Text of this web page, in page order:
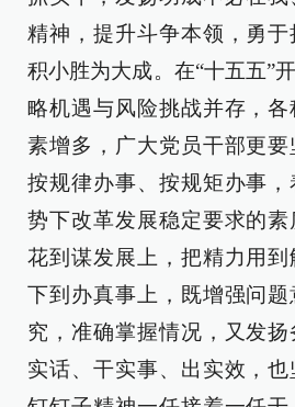
精神，提升斗争本领，勇于
积小胜为大成。在“十五五”
略机遇与风险挑战并存，
素增多，广大党员干部更要
按规律办事、按规矩办事
势下改革发展稳定要求的
花到谋发展上，把精力用
下到办真事上，既增强问
究，准确掌握情况，又发
实话、干实事、出实效，